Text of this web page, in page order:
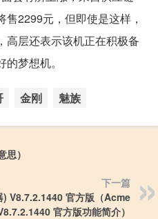
2299元，但即使是这样，
高层还表示该机正在积极备
梦想机。
金刚 魅族
）
下一篇
V8.7.2.1440 官方版（Acme
官方版功能简介）